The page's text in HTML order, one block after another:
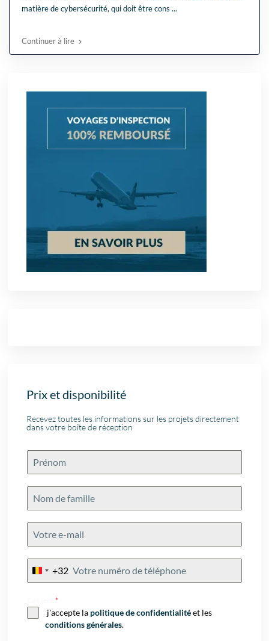
matière de cybersécurité, qui doit être cons...
Continuer à lire
Prix et disponibilité
Recevez toutes les informations sur les projets directement
dans votre boîte de réception
Belgium
+32
Consent*
j'accepte la politique de confidentialitéet les
conditions générales.